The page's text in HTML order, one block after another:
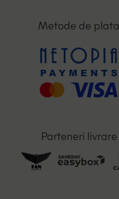
Metode de plata
Parteneri livrare